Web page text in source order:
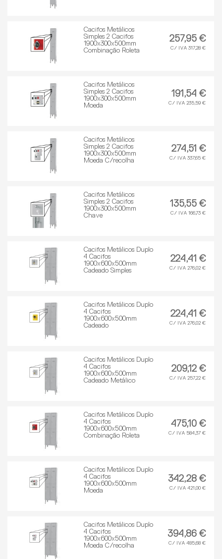
Cacifos Metálicos
Simples 2 Cacifos
1900x300x500mm
Combinação Roleta
257,95 €
C/ IVA 317,28 €
Cacifos Metálicos
Simples 2 Cacifos
1900x300x500mm
Moeda
191,54 €
C/ IVA 235,59 €
Cacifos Metálicos
Simples 2 Cacifos
1900x300x500mm
Moeda C/recolha
274,51 €
C/ IVA 337,65 €
Cacifos Metálicos
Simples 2 Cacifos
1900x300x500mm
Chave
135,55 €
C/ IVA 166,73 €
Cacifos Metálicos Duplo
4 Cacifos
1900x600x500mm
Cadeado Simples
224,41 €
C/ IVA 276,02 €
Cacifos Metálicos Duplo
4 Cacifos
1900x600x500mm
Cadeado
224,41 €
C/ IVA 276,02 €
Cacifos Metálicos Duplo
4 Cacifos
1900x600x500mm
Cadeado Metálico
209,12 €
C/ IVA 257,22 €
Cacifos Metálicos Duplo
4 Cacifos
1900x600x500mm
Combinação Roleta
475,10 €
C/ IVA 584,37 €
Cacifos Metálicos Duplo
4 Cacifos
1900x600x500mm
Moeda
342,28 €
C/ IVA 421,00 €
Cacifos Metálicos Duplo
4 Cacifos
1900x600x500mm
Moeda C/recolha
394,86 €
C/ IVA 485,68 €